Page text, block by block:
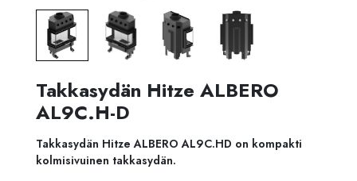
Takkasydän Hitze ALBERO
AL9C.H-D
Takkasydän Hitze ALBERO AL9C.HD on kompakti
kolmisivuinen takkasydän.